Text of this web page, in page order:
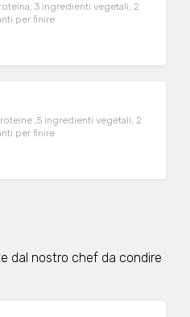
3 ingredienti vegetali, 2
per finire
,5 ingredienti vegetali, 2
per finire
dal nostro chef da condire